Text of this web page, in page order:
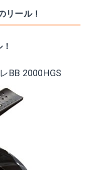
ール！
BB 2000HGS